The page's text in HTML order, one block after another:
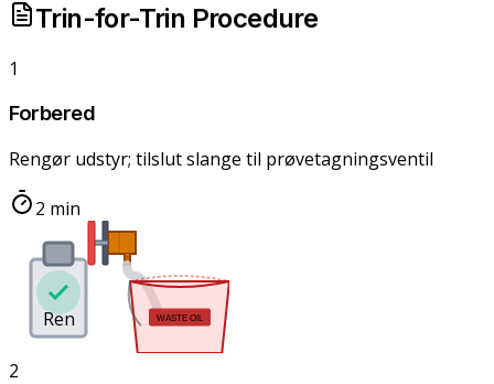
Trin-for-Trin Procedure
1
Forbered
Rengør udstyr; tilslut slange til prøvetagningsventil
2 min
Ren WASTE OIL
2